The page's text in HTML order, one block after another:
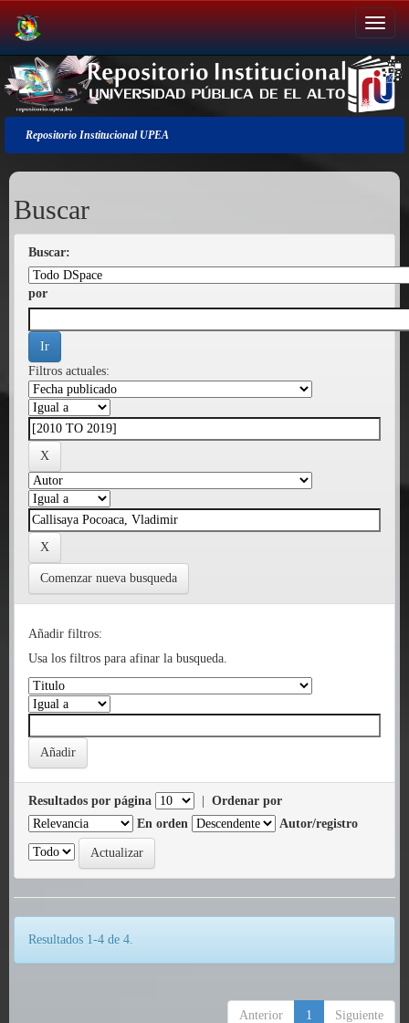
Salir
de
la
navegación
Repositorio Institucional UPEA
Buscar
Buscar:
por
Filtros actuales:
Comenzar nueva busqueda
Añadir filtros:
Usa los filtros para afinar la busqueda.
Resultados por página
Ordenar por
En orden
Autor/registro
Resultados 1-4 de 4.
Anterior 1 Siguiente